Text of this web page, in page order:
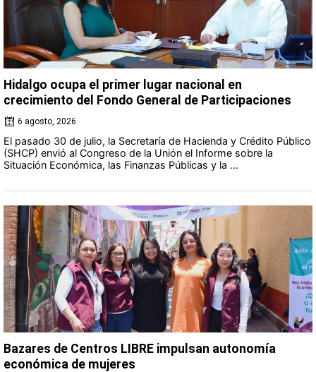
Hidalgo ocupa el primer lugar nacional en
crecimiento del Fondo General de Participaciones
6 agosto, 2026
El pasado 30 de julio, la Secretaría de Hacienda y Crédito Público
(SHCP) envió al Congreso de la Unión el Informe sobre la
Situación Económica, las Finanzas Públicas y la ...
Bazares de Centros LIBRE impulsan autonomía
económica de mujeres